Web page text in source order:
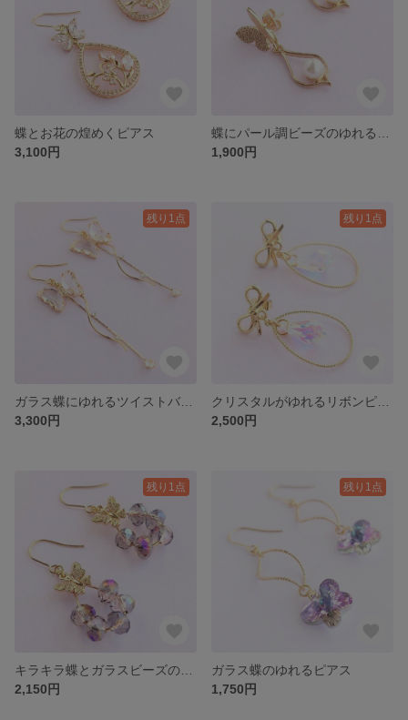
蝶とお花の煌めくピアス
3,100円
1,900円
残り1点
3,300円
残り1点
2,500円
残り1点
2,150円
残り1点
ガラス蝶のゆれるピアス
1,750円